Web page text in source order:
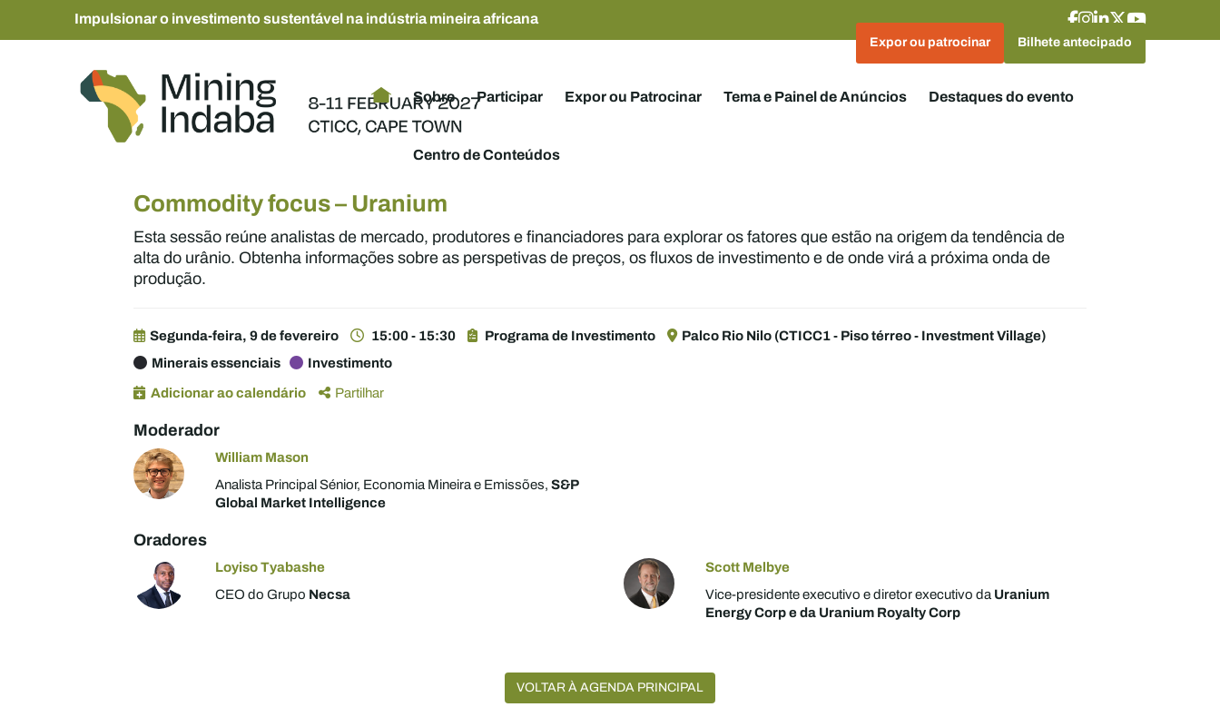
Impulsionar o investimento sustentável na indústria mineira africana
Expor ou patrocinar Bilhete antecipado
Sobre Participar Expor ou Patrocinar Tema e Painel de Anúncios Destaques do evento
Centro de Conteúdos
Commodity focus – Uranium
Esta sessão reúne analistas de mercado, produtores e financiadores para explorar os fatores que estão na origem da tendência de
alta do urânio. Obtenha informações sobre as perspetivas de preços, os fluxos de investimento e de onde virá a próxima onda de
produção.
Segunda-feira, 9 de fevereiro 15:00 - 15:30 Programa de Investimento
Palco Rio Nilo (CTICC1 - Piso térreo - Investment Village)
Minerais essenciais
Investimento
Adicionar ao calendário
Partilhar
Moderador
William Mason
Analista Principal Sénior, Economia Mineira e Emissões,S&P
Global Market Intelligence
Oradores
Loyiso Tyabashe
CEO do Grupo Necsa
Scott Melbye
Vice-presidente executivo e diretor executivo daUranium
Energy Corp e da Uranium Royalty Corp
VOLTAR À AGENDA PRINCIPAL